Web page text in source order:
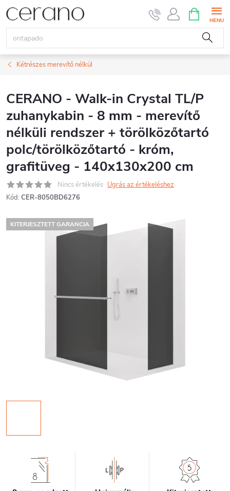
Ugrás
tartalomhoz
KOSÁR
Kétrészes merevítő nélkül
CERANO - Walk-in Crystal TL/P
zuhanykabin - 8 mm - merevítő
nélküli rendszer + törölközőtartó
polc/törölközőtartó - króm,
grafitüveg - 140x130x200 cm
Nincs értékelés Ugrás az értékeléshez
Kód: CER-8050BD6276
KITERJESZTETT GARANCIA